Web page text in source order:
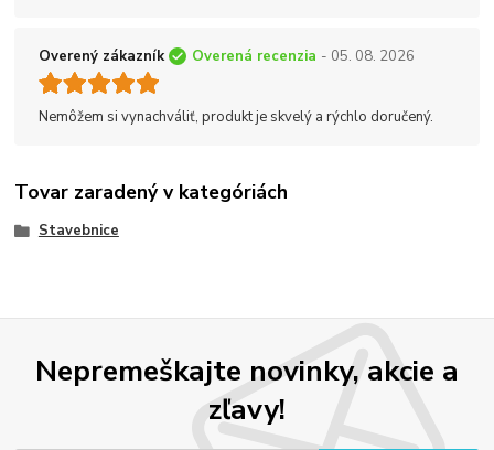
Overený zákazník Overená recenzia - 05. 08. 2026
Nemôžem si vynachváliť, produkt je skvelý a rýchlo doručený.
Tovar zaradený v kategóriách
Stavebnice
Nepremeškajte novinky, akcie a
zľavy!